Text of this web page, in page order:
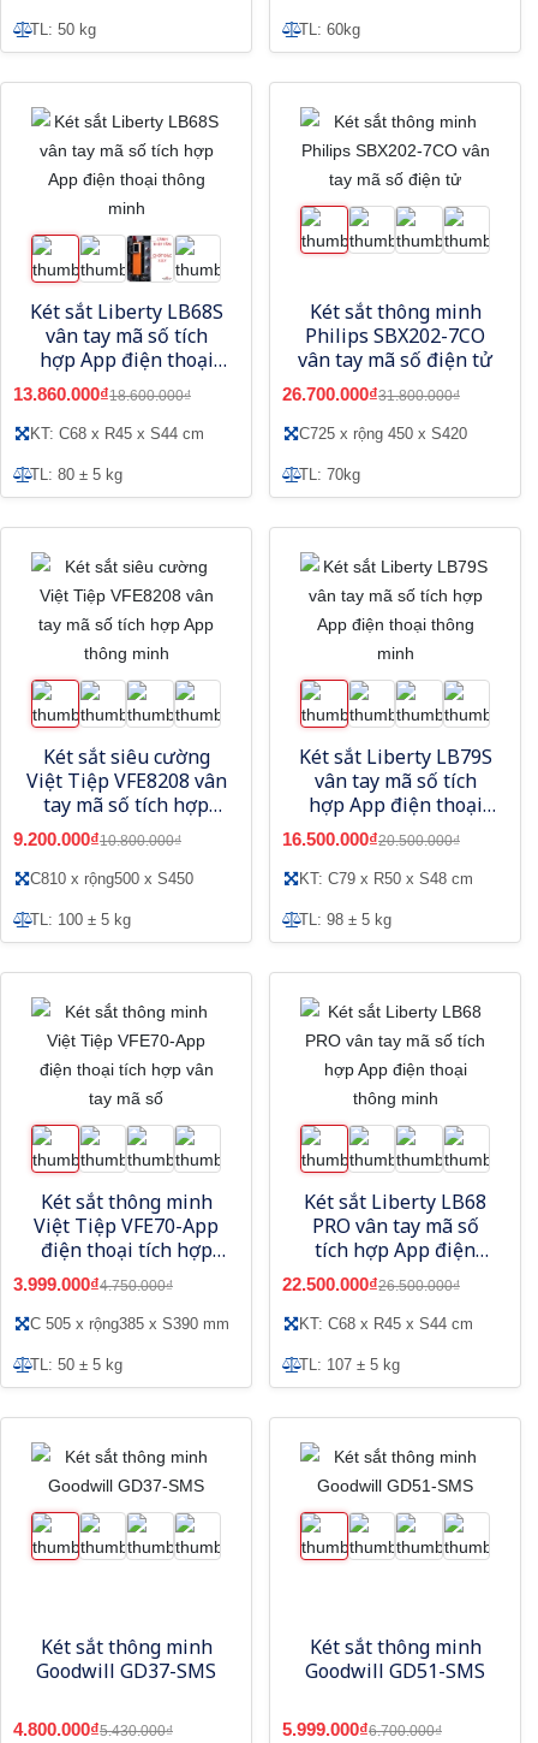
TL: 50 kg TL: 60kg
Két sắt Liberty LB68S
vân tay mã số tích
hợp App điện thoại
thông minh
13.860.000₫18.600.000₫
KT: C68 x R45 x S44 cm
TL: 80 ± 5 kg
Két sắt thông minh
Philips SBX202-7CO
vân tay mã số điện tử
26.700.000₫31.800.000₫
C725 x rộng 450 x S420
TL: 70kg
Két sắt siêu cường
Việt Tiệp VFE8208 vân
tay mã số tích hợp
App thông minh
9.200.000₫10.800.000₫
C810 x rộng500 x S450
TL: 100 ± 5 kg
Két sắt Liberty LB79S
vân tay mã số tích
hợp App điện thoại
thông minh
16.500.000₫20.500.000₫
KT: C79 x R50 x S48 cm
TL: 98 ± 5 kg
Két sắt thông minh
Việt Tiệp VFE70-App
điện thoại tích hợp
vân tay mã số
3.999.000₫4.750.000₫
C 505 x rộng385 x S390 mm
TL: 50 ± 5 kg
Két sắt Liberty LB68
PRO vân tay mã số
tích hợp App điện
thoại thông minh
22.500.000₫26.500.000₫
KT: C68 x R45 x S44 cm
TL: 107 ± 5 kg
Két sắt thông minh
Goodwill GD37-SMS
4.800.000₫5.430.000₫
Két sắt thông minh
Goodwill GD51-SMS
5.999.000₫6.700.000₫